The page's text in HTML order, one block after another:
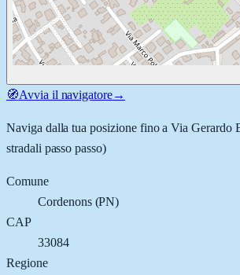
🧭Avvia il navigatore→
Naviga dalla tua posizione fino aVia Gerardo
stradali passo passo)
Comune
Cordenons(PN)
CAP
33084
Regione